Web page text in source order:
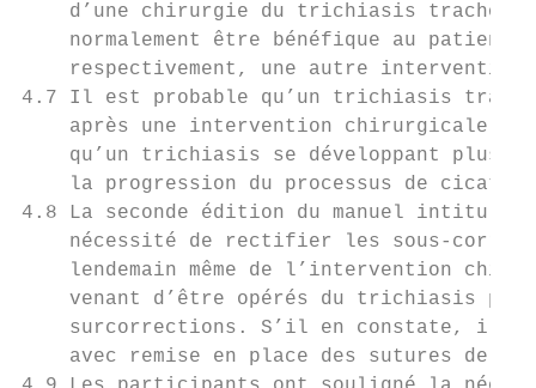
d’une chirurgie du trichiasis
normalement être bénéfique au patient
respectivement, une autre
4.7 Il est probable qu’un trichiasis
après une intervention chirurgicale
qu’un trichiasis se développant plus
la progression du processus de
4.8 La seconde édition du manuel
nécessité de rectifier les sous-
lendemain même de l’intervention
venant d’être opérés du trichiasis
surcorrections. S’il en constate, il
avec remise en place des sutures de